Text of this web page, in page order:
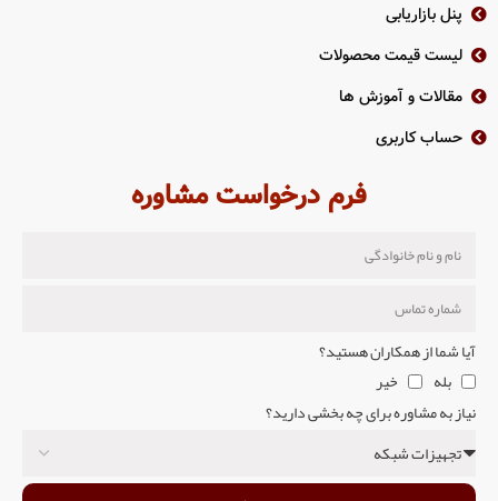
پنل بازاریابی
لیست قیمت محصولات
مقالات و آموزش ها
حساب کاربری
فرم درخواست مشاوره
آیا شما از همکاران هستید؟
بله
خیر
نیاز به مشاوره برای چه بخشی دارید؟